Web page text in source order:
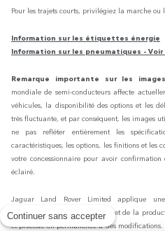
Continuer sans accepter
Pour les trajets courts, privilégiez la marche ou
Information sur les étiquettes énergie
Information sur les pneumatiques - Voir
Remarque importante sur les
mondiale de semi-conducteurs affecte
véhicules, la disponibilité des options et les
très fluctuante, et par conséquent, les images
ne pas refléter entièrement les
caractéristiques, les options, les finitions et les
votre concessionnaire pour avoir
éclairé.
Jaguar Land Rover Limited applique
spécifications, de la conception et de la
et procède en permanence à des modifications.